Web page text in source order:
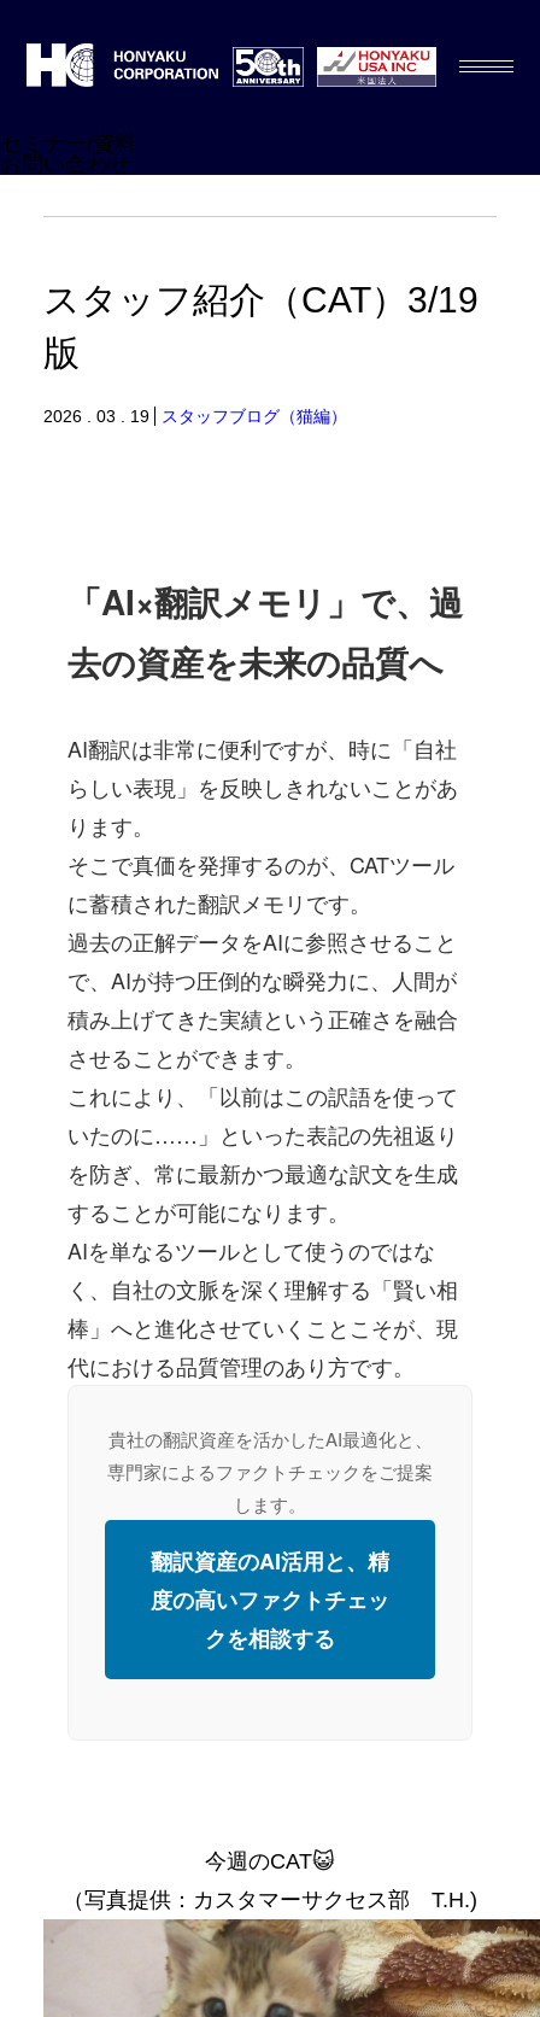
セミナー/資料
お問い合わせ
スタッフ紹介（CAT）3/19
版
2026 . 03 . 19 スタッフブログ（猫編）
「AI×翻訳メモリ 」で、過
去の資産を未来の品質へ
AI翻訳は非常に便利ですが、時に「自社
らしい表現」を反映しきれないことがあ
ります。
そこで真価を発揮するのが、CATツール
に蓄積された翻訳メモリです。
過去の正解データをAIに参照させること
で、AIが持つ圧倒的な瞬発力に、人間が
積み上げてきた実績という正確さを融合
させることができます。
これにより、「以前はこの訳語を使って
いたのに……」といった表記の先祖返り
を防ぎ、常に最新かつ最適な訳文を生成
することが可能になります。
AIを単なるツールとして使うのではな
く、自社の文脈を深く理解する「賢い相
棒」へと進化させていくことこそが、現
代における品質管理のあり方です。
貴社の翻訳資産を活かしたAI最適化と、
専門家によるファクトチェックをご提案
します。
翻訳資産のAI活用と、精
度の高いファクトチェッ
クを相談する
今週のCAT😺
（写真提供：カスタマーサクセス部 T.H.)